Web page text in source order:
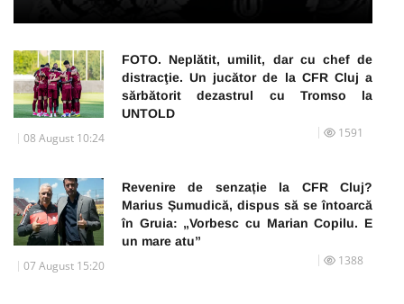
FOTO. Neplătit, umilit, dar cu chef de
distracţie. Un jucător de la CFR Cluj a
sărbătorit dezastrul cu Tromso la
UNTOLD
08 August 10:24 1591
Revenire de senzație la CFR Cluj?
Marius Șumudică, dispus să se întoarcă
în Gruia: „Vorbesc cu Marian Copilu. E
un mare atu”
07 August 15:20 1388